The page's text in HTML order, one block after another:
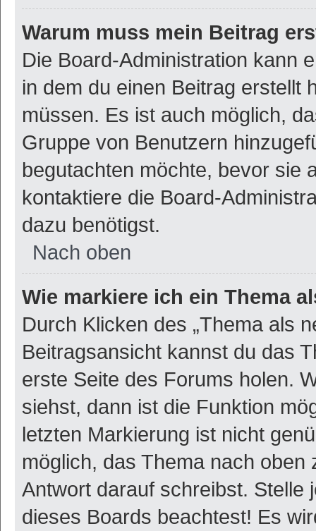
Warum muss mein Beitrag
Die Board-Administration kann
in dem du einen Beitrag erstellt
müssen. Es ist auch möglich,
Gruppe von Benutzern
begutachten möchte, bevor sie
kontaktiere die Board-
dazu benötigst.
Nach oben
Wie markiere ich ein Thema
Durch Klicken des „Thema als
Beitragsansicht kannst du das
erste Seite des Forums holen.
siehst, dann ist die Funktion
letzten Markierung ist nicht
möglich, das Thema nach
Antwort darauf schreibst. Stelle
dieses Boards beachtest! Es